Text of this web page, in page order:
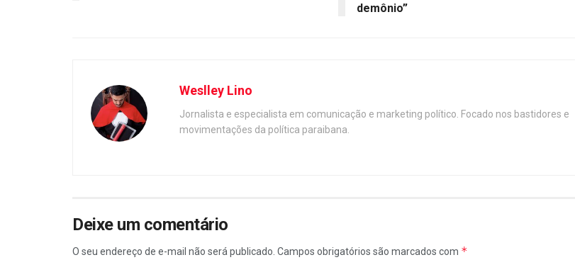
demônio”
Weslley Lino
Jornalista e especialista em comunicação e marketing político. Focado nos bastidores e
movimentações da política paraibana.
Deixe um comentário
O seu endereço de e-mail não será publicado. Campos obrigatórios são marcados com *